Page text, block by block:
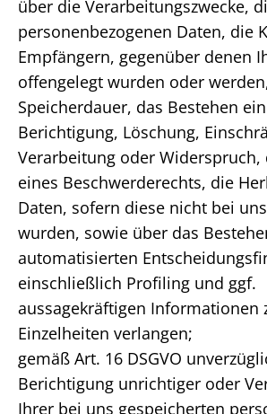
über die Verarbeitungszwecke,
personenbezogenen Daten, die
Empfängern, gegenüber denen
offengelegt wurden oder
Speicherdauer, das Bestehen
Berichtigung, Löschung,
Verarbeitung oder Widerspruch,
eines Beschwerderechts, die
Daten, sofern diese nicht bei
wurden, sowie über das
automatisierten
einschließlich Profiling und ggf.
aussagekräftigen Informationen
Einzelheiten verlangen;
gemäß Art. 16 DSGVO
Berichtigung unrichtiger oder
Ihrer bei uns gespeicherten